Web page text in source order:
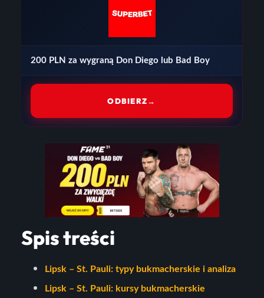
200 PLN za wygraną Don Diego lub Bad Boy
ODBIERZ→
Spis treści
Lipsk – St. Pauli: typy bukmacherskie i analiza
Lipsk – St. Pauli: kursy bukmacherskie